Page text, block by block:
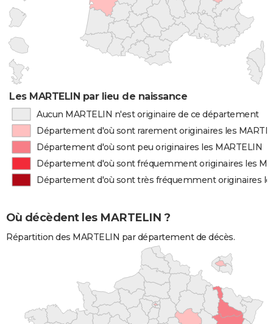
Les MARTELIN par lieu de naissance
Aucun MARTELIN n'est originaire de ce département
Département d'où sont rarement originaires les
Département d'où sont peu originaires les MARTELIN
Département d'où sont fréquemment originaires les
Département d'où sont très fréquemment originaires
Où décèdent les MARTELIN ?
Répartition des MARTELIN par département de décès.